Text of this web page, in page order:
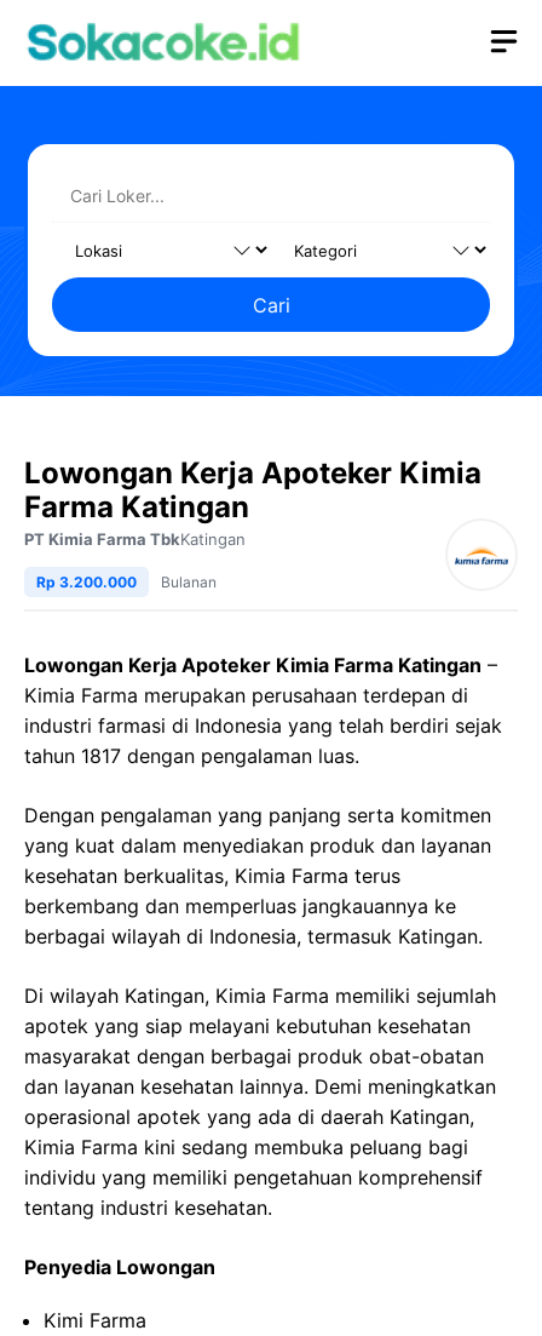
Cari
Lowongan Kerja Apoteker Kimia
Farma Katingan
PT Kimia Farma TbkKatingan
Rp 3.200.000 Bulanan
Lowongan Kerja Apoteker Kimia Farma Katingan –
Kimia Farma merupakan perusahaan terdepan di
industri farmasi di Indonesia yang telah berdiri sejak
tahun 1817 dengan pengalaman luas.
Dengan pengalaman yang panjang serta komitmen
yang kuat dalam menyediakan produk dan layanan
kesehatan berkualitas, Kimia Farma terus
berkembang dan memperluas jangkauannya ke
berbagai wilayah di Indonesia, termasuk Katingan.
Di wilayah Katingan, Kimia Farma memiliki sejumlah
apotek yang siap melayani kebutuhan kesehatan
masyarakat dengan berbagai produk obat-obatan
dan layanan kesehatan lainnya. Demi meningkatkan
operasional apotek yang ada di daerah Katingan,
Kimia Farma kini sedang membuka peluang bagi
individu yang memiliki pengetahuan komprehensif
tentang industri kesehatan.
Penyedia Lowongan
Kimi Farma